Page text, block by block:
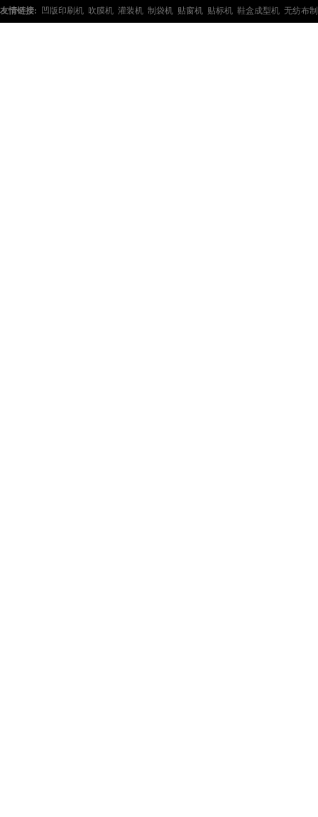
友情链接:
凹版印刷机 吹膜机 灌装机 制袋机 贴窗机 贴标机 鞋盒成型机 无纺布